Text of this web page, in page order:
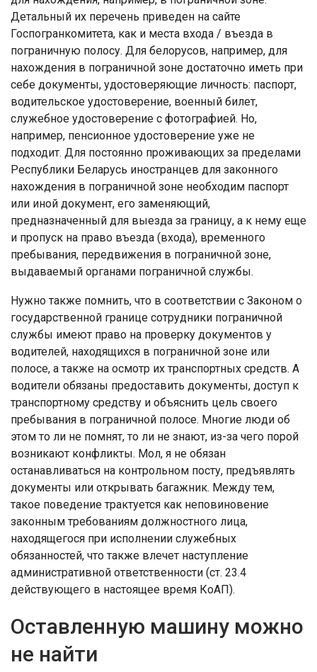
Детальный их перечень приведен на сайте
Госпогранкомитета, как и места входа / въезда в
пограничную полосу. Для белорусов, например, для
нахождения в пограничной зоне достаточно иметь при
себе документы, удостоверяющие личность: паспорт,
водительское удостоверение, военный билет,
служебное удостоверение с фотографией. Но,
например, пенсионное удостоверение уже не
подходит. Для постоянно проживающих за пределами
Республики Беларусь иностранцев для законного
нахождения в пограничной зоне необходим паспорт
или иной документ, его заменяющий,
предназначенный для выезда за границу, а к нему еще
и пропуск на право въезда (входа), временного
пребывания, передвижения в пограничной зоне,
выдаваемый органами пограничной службы.
Нужно также помнить, что в соответствии с Законом о
государственной границе сотрудники пограничной
службы имеют право на проверку документов у
водителей, находящихся в пограничной зоне или
полосе, а также на осмотр их транспортных средств. А
водители обязаны предоставить документы, доступ к
транспортному средству и объяснить цель своего
пребывания в пограничной полосе. Многие люди об
этом то ли не помнят, то ли не знают, из-за чего порой
возникают конфликты. Мол, я не обязан
останавливаться на контрольном посту, предъявлять
документы или открывать багажник. Между тем,
такое поведение трактуется как неповиновение
законным требованиям должностного лица,
находящегося при исполнении служебных
обязанностей, что также влечет наступление
административной ответственности (ст. 23.4
действующего в настоящее время КоАП).
Оставленную машину можно
не найти